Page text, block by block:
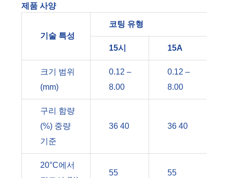
제품 사양
기술 특성
코팅 유형
15시 15A
크기 범위
(mm)
0.12 –
8.00
0.12 –
8.00
구리 함량
(%) 중량
기준
36 40 36 40
20°C에서
55 55